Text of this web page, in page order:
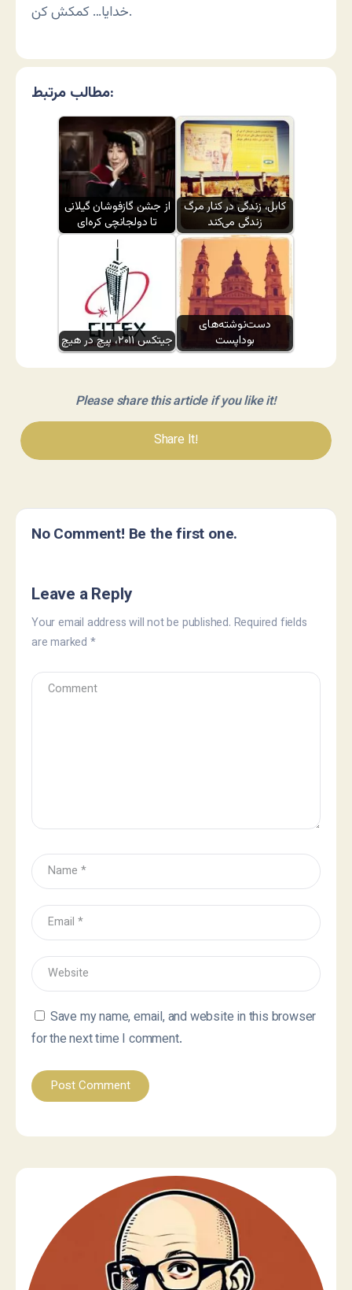
خدایا… کمکش کن.
مطالب مرتبط:
از جشن گازفوشان گیلانی
تا دولجانچی کره‌ای
کابل، زندگی در کنار مرگ
زندگی می‌کند
جیتکس ۲۰۱۱، پیچ در هیچ
دست‌نوشته‌های
بوداپست
Please share this article if you like it!
Share It!
No Comment! Be the first one.
Leave a Reply
Your email address will not be published. Required fields
are marked *
Save my name, email, and website in this browser
for the next time I comment.